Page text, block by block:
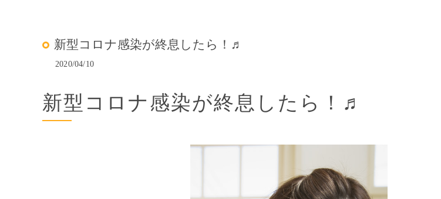
新型コロナ感染が終息したら！♬
2020/04/10
新型コロナ感染が終息したら！♬